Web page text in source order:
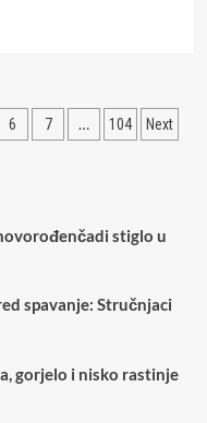
6 7 … 104 Next
stiglo u
spavanje: Stručnjaci
gorjelo i nisko rastinje